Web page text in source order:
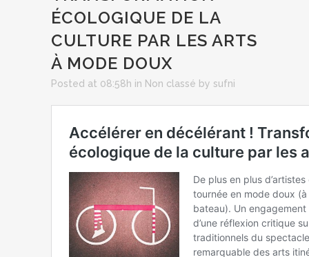
ÉCOLOGIQUE DE LA
CULTURE PAR LES ARTS
À MODE DOUX
Posted at 08:58h in Non classé by sufni